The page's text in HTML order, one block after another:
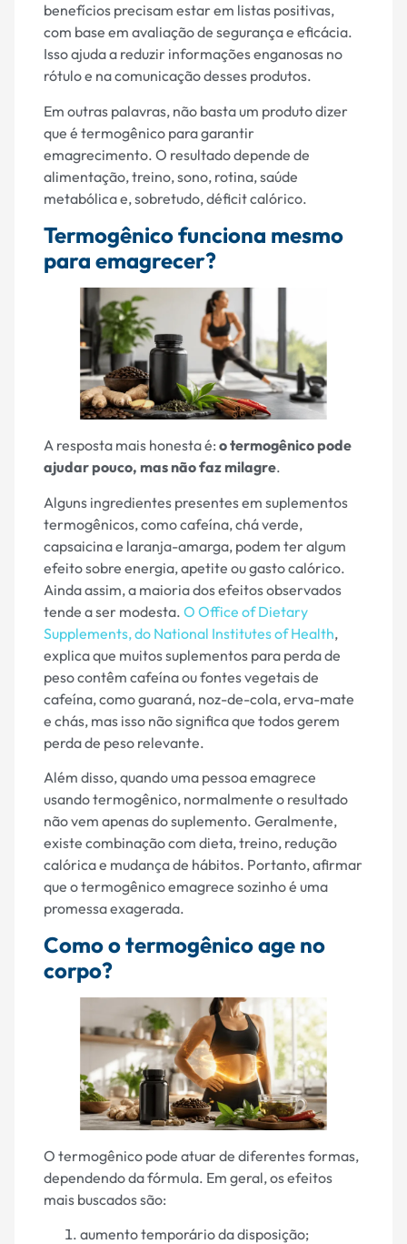
benefícios precisam estar em listas positivas,
com base em avaliação de segurança e eficácia.
Isso ajuda a reduzir informações enganosas no
rótulo e na comunicação desses produtos.
Em outras palavras, não basta um produto dizer
que é termogênico para garantir
emagrecimento. O resultado depende de
alimentação, treino, sono, rotina, saúde
metabólica e, sobretudo, déficit calórico.
Termogênico funciona mesmo
para emagrecer?
A resposta mais honesta é: o termogênico pode
ajudar pouco, mas não faz milagre.
Alguns ingredientes presentes em suplementos
termogênicos, como cafeína, chá verde,
capsaicina e laranja-amarga, podem ter algum
efeito sobre energia, apetite ou gasto calórico.
Ainda assim, a maioria dos efeitos observados
tende a ser modesta. O Office of Dietary
Supplements, do National Institutes of Health,
explica que muitos suplementos para perda de
peso contêm cafeína ou fontes vegetais de
cafeína, como guaraná, noz-de-cola, erva-mate
e chás, mas isso não significa que todos gerem
perda de peso relevante.
Além disso, quando uma pessoa emagrece
usando termogênico, normalmente o resultado
não vem apenas do suplemento. Geralmente,
existe combinação com dieta, treino, redução
calórica e mudança de hábitos. Portanto, afirmar
que o termogênico emagrece sozinho é uma
promessa exagerada.
Como o termogênico age no
corpo?
O termogênico pode atuar de diferentes formas,
dependendo da fórmula. Em geral, os efeitos
mais buscados são:
aumento temporário da disposição;